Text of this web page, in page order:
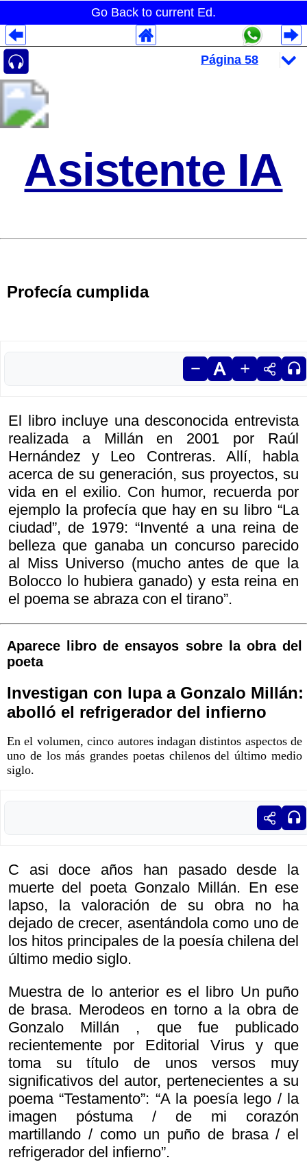
Go Back to current Ed.
Asistente IA
Profecía cumplida
El libro incluye una desconocida entrevista
realizada a Millán en 2001 por Raúl
Hernández y Leo Contreras. Allí, habla
acerca de su generación, sus proyectos, su
vida en el exilio. Con humor, recuerda por
ejemplo la profecía que hay en su libro “La
ciudad”, de 1979: “Inventé a una reina de
belleza que ganaba un concurso parecido
al Miss Universo (mucho antes de que la
Bolocco lo hubiera ganado) y esta reina en
el poema se abraza con el tirano”.
Aparece libro de ensayos sobre la obra del
poeta
Investigan con lupa a Gonzalo Millán:
abolló el refrigerador del infierno
En el volumen, cinco autores indagan distintos aspectos de
uno de los más grandes poetas chilenos del último medio
siglo.
C asi doce años han pasado desde la
muerte del poeta Gonzalo Millán. En ese
lapso, la valoración de su obra no ha
dejado de crecer, asentándola como uno de
los hitos principales de la poesía chilena del
último medio siglo.
Muestra de lo anterior es el libro Un puño
de brasa. Merodeos en torno a la obra de
Gonzalo Millán , que fue publicado
recientemente por Editorial Virus y que
toma su título de unos versos muy
significativos del autor, pertenecientes a su
poema “Testamento”: “A la poesía lego / la
imagen póstuma / de mi corazón
martillando / como un puño de brasa / el
refrigerador del infierno”.
Despliegues Analytics
Despliegues Totales
Despliegues por Rubros